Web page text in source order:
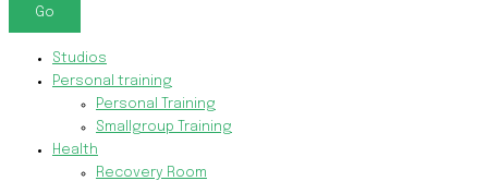
Go
Studios
Personal training
Personal Training
Smallgroup Training
Health
Recovery Room